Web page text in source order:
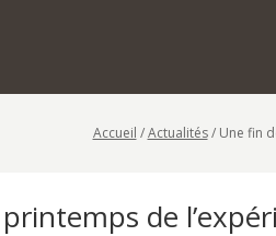
Accueil /Actualités/ Une fin
de